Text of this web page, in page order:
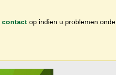
contact op indien u problemen